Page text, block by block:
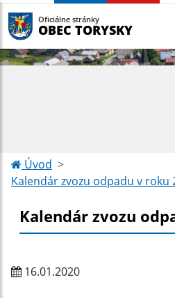
Oficiálne stránky
OBEC TORYSKY
Úvod
Kalendár zvozu odpadu v roku
Kalendár zvozu
16.01.2020